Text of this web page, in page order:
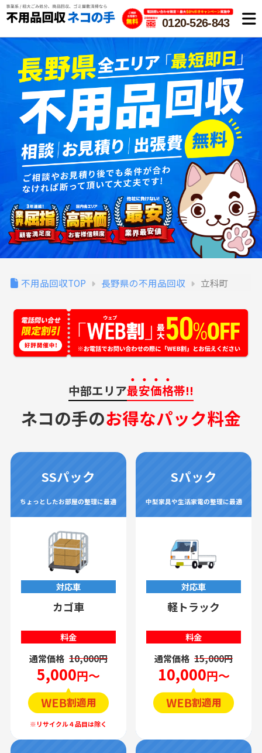
0120-526-843
不用品回収TOP 長野県の不用品回収 立科町
中部エリア最安価格帯!!
ネコの手のお得なパック料金
SSパック
ちょっとしたお部屋の整理に最適
対応車
カゴ車
料金
通常価格 10,000円
5,000円～
Sパック
中型家具や生活家電の整理に最適
対応車
軽トラック
料金
通常価格 15,000円
10,000円～